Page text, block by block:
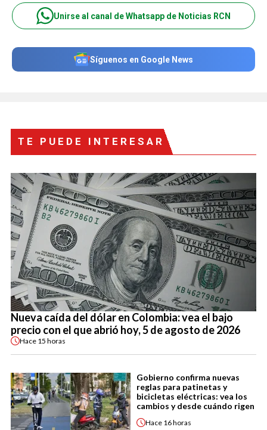
Unirse al canal de Whatsapp de Noticias RCN
Síguenos en Google News
TE PUEDE INTERESAR
Nueva caída del dólar en Colombia: vea el bajo
precio con el que abrió hoy, 5 de agosto de 2026
Hace 15 horas
Gobierno confirma nuevas
reglas para patinetas y
bicicletas eléctricas: vea los
cambios y desde cuándo rigen
Hace 16 horas